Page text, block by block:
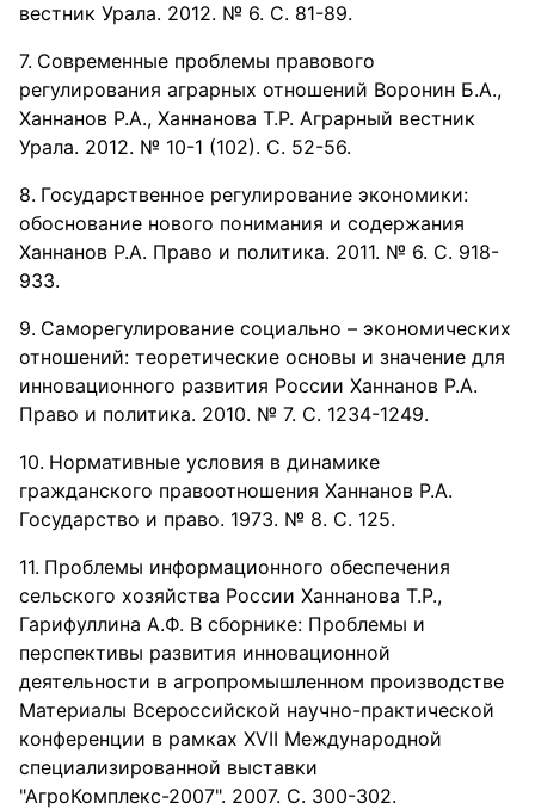
вестник Урала. 2012. № 6. С. 81-89.
Современные проблемы правового
регулирования аграрных отношений Воронин Б.А.,
Ханнанов Р.А., Ханнанова Т.Р. Аграрный вестник
Урала. 2012. № 10-1 (102). С. 52-56.
Государственное регулирование экономики:
обоснование нового понимания и содержания
Ханнанов Р.А. Право и политика. 2011. № 6. С. 918-
933.
Саморегулирование социально – экономических
отношений: теоретические основы и значение для
инновационного развития России Ханнанов Р.А.
Право и политика. 2010. № 7. С. 1234-1249.
Нормативные условия в динамике
гражданского правоотношения Ханнанов Р.А.
Государство и право. 1973. № 8. С. 125.
Проблемы информационного обеспечения
сельского хозяйства России Ханнанова Т.Р.,
Гарифуллина А.Ф. В сборнике: Проблемы и
перспективы развития инновационной
деятельности в агропромышленном производстве
Материалы Всероссийской научно-практической
конференции в рамках XVII Международной
специализированной выставки
"АгроКомплекс-2007". 2007. С. 300-302.